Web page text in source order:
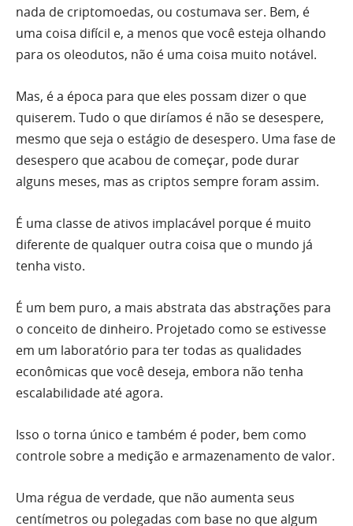
nada de criptomoedas, ou costumava ser. Bem, é
uma coisa difícil e, a menos que você esteja olhando
para os oleodutos, não é uma coisa muito notável.
Mas, é a época para que eles possam dizer o que
quiserem. Tudo o que diríamos é não se desespere,
mesmo que seja o estágio de desespero. Uma fase de
desespero que acabou de começar, pode durar
alguns meses, mas as criptos sempre foram assim.
É uma classe de ativos implacável porque é muito
diferente de qualquer outra coisa que o mundo já
tenha visto.
É um bem puro, a mais abstrata das abstrações para
o conceito de dinheiro. Projetado como se estivesse
em um laboratório para ter todas as qualidades
econômicas que você deseja, embora não tenha
escalabilidade até agora.
Isso o torna único e também é poder, bem como
controle sobre a medição e armazenamento de valor.
Uma régua de verdade, que não aumenta seus
centímetros ou polegadas com base no que algum